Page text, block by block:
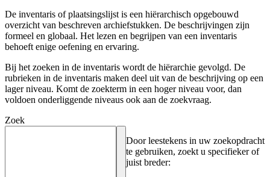
De inventaris of plaatsingslijst is een hiërarchisch opgebouwd
overzicht van beschreven archiefstukken. De beschrijvingen zijn
formeel en globaal. Het lezen en begrijpen van een inventaris
behoeft enige oefening en ervaring.
Bij het zoeken in de inventaris wordt de hiërarchie gevolgd. De
rubrieken in de inventaris maken deel uit van de beschrijving op een
lager niveau. Komt de zoekterm in een hoger niveau voor, dan
voldoen onderliggende niveaus ook aan de zoekvraag.
Zoek
Door leestekens in uw zoekopdracht
te gebruiken, zoekt u specifieker of
juist breder: